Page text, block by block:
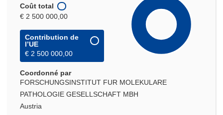
Coût total
€ 2 500 000,00
Contribution de
l’UE
€ 2 500 000,00
Coordonné par
FORSCHUNGSINSTITUT FUR MOLEKULARE
PATHOLOGIE GESELLSCHAFT MBH
Austria